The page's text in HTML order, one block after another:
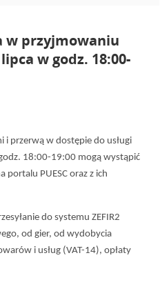
w przyjmowaniu
w godz. 18:00-
i przerwą w dostępie do usługi
18:00-19:00 mogą wystąpić
portalu PUESC oraz z ich
do systemu ZEFIR2
od gier, od wydobycia
i usług (VAT-14), opłaty